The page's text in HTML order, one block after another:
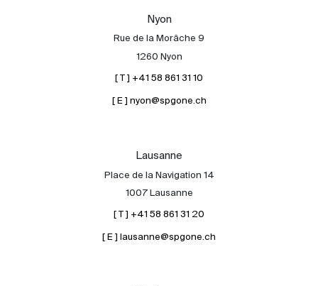
Nyon
Rue de la Morâche 9
1260 Nyon
[ T ] +41 58 861 31 10
[ E ] nyon@spgone.ch
Lausanne
Place de la Navigation 14
1007 Lausanne
[ T ] +41 58 861 31 20
[ E ] lausanne@spgone.ch